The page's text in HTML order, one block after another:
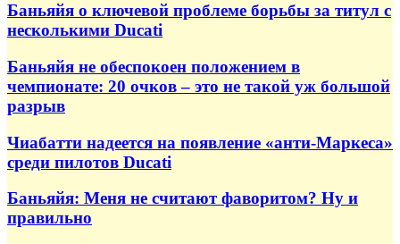
Баньяйя о ключевой проблеме борьбы за титул с
несколькими Ducati
Баньяйя не обеспокоен положением в
чемпионате: 20 очков – это не такой уж большой
разрыв
Чиабатти надеется на появление «анти-Маркеса»
среди пилотов Ducati
Баньяйя: Меня не считают фаворитом? Ну и
правильно